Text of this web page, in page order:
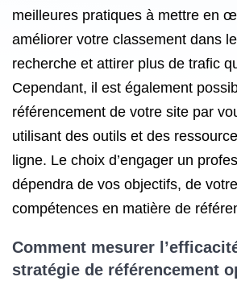
meilleures pratiques à mettre en
améliorer votre classement dans
recherche et attirer plus de trafic
Cependant, il est également
référencement de votre site par
utilisant des outils et des
ligne. Le choix d’engager un
dépendra de vos objectifs, de
compétences en matière de
Comment mesurer
stratégie de référencement